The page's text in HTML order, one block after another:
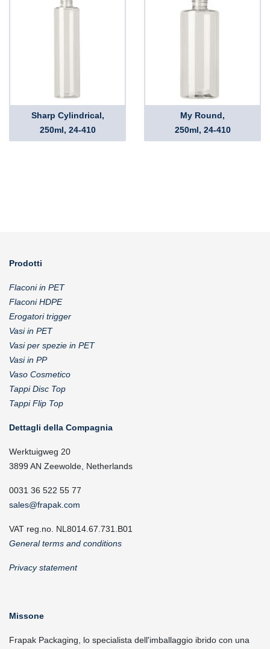
Sharp Cylindrical,
250ml, 24-410
My Round,
250ml, 24-410
Prodotti
Flaconi in PET
Flaconi HDPE
Erogatori trigger
Vasi in PET
Vasi per spezie in PET
Vasi in PP
Vaso Cosmetico
Tappi Disc Top
Tappi Flip Top
Dettagli della Compagnia
Werktuigweg 20
3899 AN Zeewolde, Netherlands
0031 36 522 55 77
sales@frapak.com
VAT reg.no. NL8014.67.731.B01
General terms and conditions
Privacy statement
Missone
Frapak Packaging, lo specialista dell'imballaggio ibrido con una